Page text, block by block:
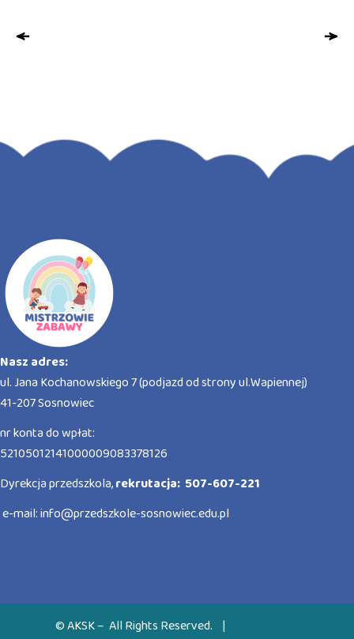
Nasz adres:
ul. Jana Kochanowskiego 7 (podjazd od strony ul.Wapiennej)
41-207 Sosnowiec
nr konta do wpłat:
52105012141000009083378126
Dyrekcja przedszkola,rekrutacja: 507-607-221
e-mail:info@przedszkole-sosnowiec.edu.pl
© AKSK – All Rights Reserved. |